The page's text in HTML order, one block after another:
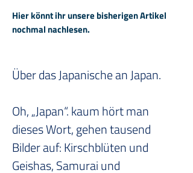
Hier könnt ihr unsere bisherigen Artikel
nochmal nachlesen.
Über das Japanische an Japan.
Oh, „Japan“. kaum hört man
dieses Wort, gehen tausend
Bilder auf: Kirschblüten und
Geishas, Samurai und